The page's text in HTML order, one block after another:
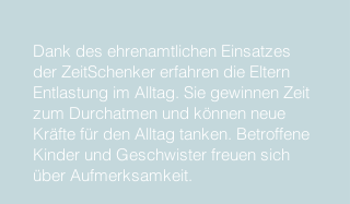
Dank des ehrenamtlichen Einsatzes
der ZeitSchenker erfahren die Eltern
Entlastung im Alltag. Sie gewinnen Zeit
zum Durchatmen und können neue
Kräfte für den Alltag tanken. Betroffene
Kinder und Geschwister freuen sich
über Aufmerksamkeit.